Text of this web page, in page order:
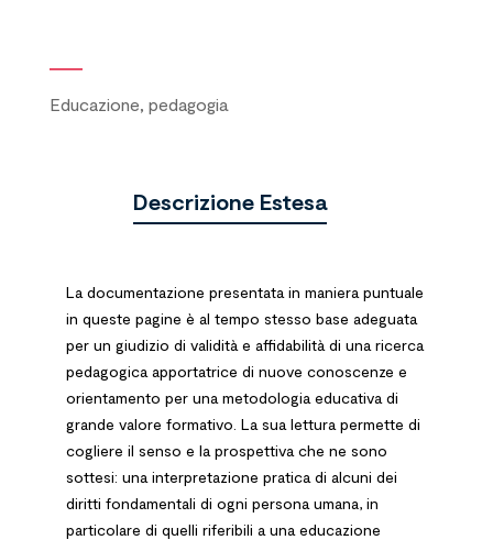
Educazione, pedagogia
Descrizione Estesa
La documentazione presentata in maniera puntuale
in queste pagine è al tempo stesso base adeguata
per un giudizio di validità e affidabilità di una ricerca
pedagogica apportatrice di nuove conoscenze e
orientamento per una metodologia educativa di
grande valore formativo. La sua lettura permette di
cogliere il senso e la prospettiva che ne sono
sottesi: una interpretazione pratica di alcuni dei
diritti fondamentali di ogni persona umana, in
particolare di quelli riferibili a una educazione